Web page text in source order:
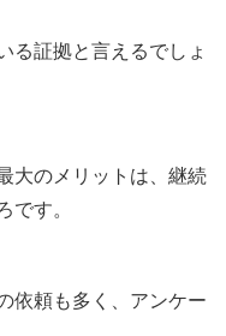
る証拠と言えるでしょ
大のメリットは、継続
です。
依頼も多く、アンケー